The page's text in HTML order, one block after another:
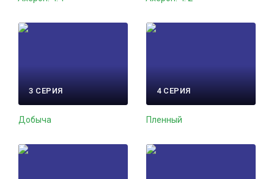
3 СЕРИЯ
Добыча
4 СЕРИЯ
Пленный